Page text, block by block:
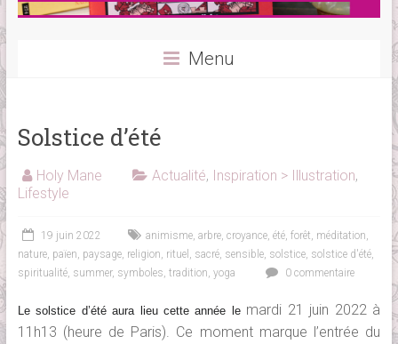
Menu
Solstice d’été
Holy Mane Actualité, Inspiration > Illustration,
Lifestyle
19 juin 2022 animisme, arbre, croyance, été, forêt, méditation,
nature, païen, paysage, religion, rituel , sacré, sensible, solstice, solstice d'été,
spiritualité, summer, symboles, tradition, yoga 0 commentaire
Le solstice d’été aura lieu cette année lemardi 21 juin 2022 à
11h13 (heure de Paris). Ce moment marque l’entrée du